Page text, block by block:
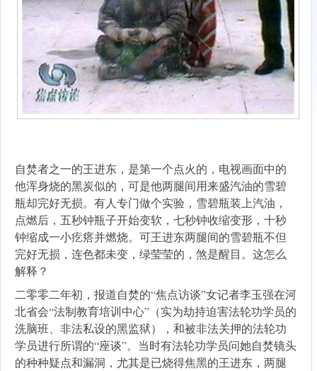
自焚者之一的王进东，是第一个点火的，电视画面中的
他浑身烧的黑炭似的，可是他两腿间用来盛汽油的雪碧
瓶却完好无损。有人专门做个实验，雪碧瓶装上汽油，
点燃后，五秒钟瓶子开始变软，七秒钟收缩变形，十秒
钟缩成一小疙瘩并燃烧。可王进东两腿间的雪碧瓶不但
完好无损，连色都未变，绿莹莹的，煞是醒目。这怎么
解释？
二零零二年初，报道自焚的“焦点访谈”女记者李玉强在河
北省会“法制教育培训中心”（实为劫持迫害法轮功学员的
洗脑班、非法私设的黑监狱），和被非法关押的法轮功
学员进行所谓的“座谈”。当时有法轮功学员问她自焚镜头
的种种疑点和漏洞，尤其是已烧得焦黑的王进东，两腿